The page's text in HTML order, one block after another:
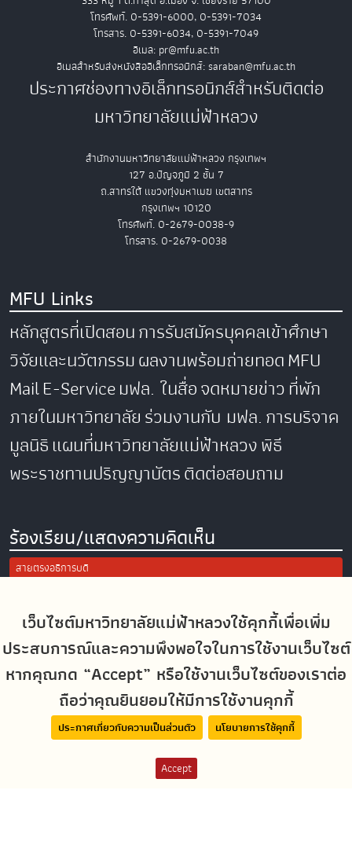
เว็บไซต์มหาวิทยาลัยแม่ฟ้าหลวงใช้คุกกี้เพื่อเพิ่ม
ประสบการณ์และความพึงพอใจในการใช้งานเว็บไซต์
หากคุณกด “Accept” หรือใช้งานเว็บไซต์ของเราต่อ
ถือว่าคุณยินยอมให้มีการใช้งานคุกกี้
ประกาศเกี่ยวกับความเป็นส่วนตัว นโยบายการใช้คุกกี้
Accept
โทรศัพท์. 0-5391-6000, 0-5391-7034
โทรสาร. 0-5391-6034, 0-5391-7049
อีเมล: pr@mfu.ac.th
อีเมลสำหรับส่งหนังสืออิเล็กทรอนิกส์: saraban@mfu.ac.th
ประกาศช่องทางอิเล็กทรอนิกส์สำหรับติดต่อ
มหาวิทยาลัยแม่ฟ้าหลวง
สำนักงานมหาวิทยาลัยแม่ฟ้าหลวง กรุงเทพฯ
127 อ.ปัญจภูมิ 2 ชั้น 7
ถ.สาทรใต้ แขวงทุ่งมหาเมฆ เขตสาทร
กรุงเทพฯ 10120
โทรศัพท์. 0-2679-0038-9
โทรสาร. 0-2679-0038
MFU Links
หลักสูตรที่เปิดสอนการรับสมัครบุคคลเข้าศึกษา
วิจัยและนวัตกรรมผลงานพร้อมถ่ายทอดMFU
MailE-Serviceมฟล. ในสื่อจดหมายข่าวที่พัก
ภายในมหาวิทยาลัยร่วมงานกับ มฟล.การบริจาค
มูลนิธิแผนที่มหาวิทยาลัยแม่ฟ้าหลวงพิธี
พระราชทานปริญญาบัตรติดต่อสอบถาม
ร้องเรียน/แสดงความคิดเห็น
สายตรงอธิการบดี
ประเมินความพึงพอใจในการใช้งานเว็บไซต์ มฟล.
Site Map
Social Media